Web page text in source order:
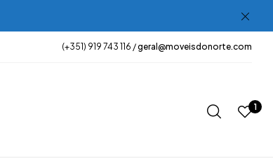
(+351) 919 743 116 /geral@moveisdonorte.com
1